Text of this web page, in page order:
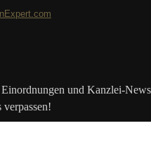
und Kanzlei-
verpassen!